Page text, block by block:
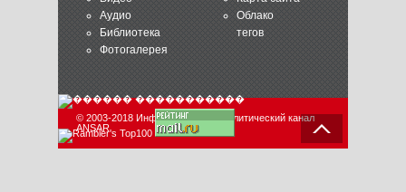
Аудио
Библиотека
Фотогалерея
Облако
тегов
© 2003-2018 Информационно-аналитический канал
ANSAR